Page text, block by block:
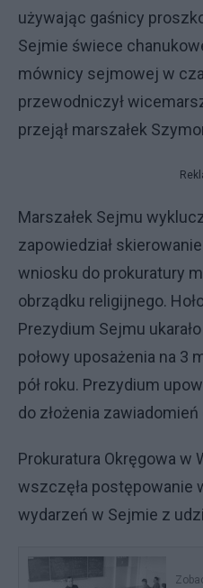
używając gaśnicy
Sejmie świece
mównicy sejmowej w
przewodniczył
przejął marszałek
Marszałek Sejmu
zapowiedział
wniosku do prokuratury
obrządku religijnego.
Prezydium Sejmu
połowy uposażenia na 3
pół roku. Prezydium
do złożenia
Prokuratura Okręgowa w
wszczęła postępowanie
wydarzeń w Sejmie z